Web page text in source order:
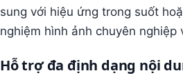
sung với hiệu ứng trong suốt
nghiệm hình ảnh chuyên nghiệp
Hỗ trợ đa định dạng nội